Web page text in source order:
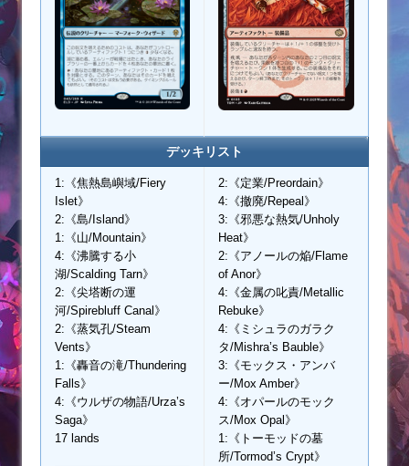
デッキリスト
1:《焦熱島嶼域/Fiery
Islet》
2:《島/Island》
1:《山/Mountain》
4:《沸騰する小
湖/Scalding Tarn》
2:《尖塔断の運
河/Spirebluff Canal》
2:《蒸気孔/Steam
Vents》
1:《轟音の滝/Thundering
Falls》
4:《ウルザの物語/Urza’s
Saga》
17 lands
2:《定業/Preordain》
4:《撤廃/Repeal》
3:《邪悪な熱気/Unholy
Heat》
2:《アノールの焔/Flame
of Anor》
4:《金属の叱責/Metallic
Rebuke》
4:《ミシュラのガラク
タ/Mishra’s Bauble》
3:《モックス・アンバ
ー/Mox Amber》
4:《オパールのモック
ス/Mox Opal》
1:《トーモッドの墓
所/Tormod’s Crypt》